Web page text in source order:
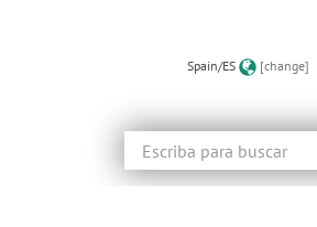
Spain/ES [change]
Buscar